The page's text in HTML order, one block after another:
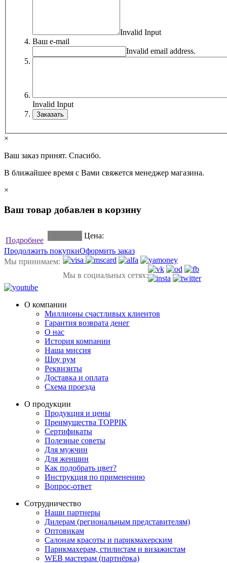
Invalid Input
Ваш e-mail
Invalid email address.
Invalid Input
×
Ваш заказ принят. Спасибо.
В ближайшее время с Вами свяжется менеджер магазина.
×
Ваш товар добавлен в корзину
Подробнее
Цена:
Продолжить покупкиОформить заказ
Мы принимаем:
Мы в социальных сетях:
О компании
Миллионы счастливых клиентов
Гарантия возврата денег
О нас
История компании
Наша миссия
Шоу рум
Реквизиты
Доставка и оплата
Схема проезда
О продукции
Продукция и цены
Преимущества TOPPIK
Сертификаты
Полезные советы
Для мужчин
Для женщин
Как подобрать цвет?
Инструкция по применению
Вопрос-ответ
Сотрудничество
Наши партнеры
Дилерам (региональным представителям)
Оптовикам
Салонам красоты и парикмахерским
Парикмахерам, стилистам и визажистам
WEB мастерам (партнёрка)